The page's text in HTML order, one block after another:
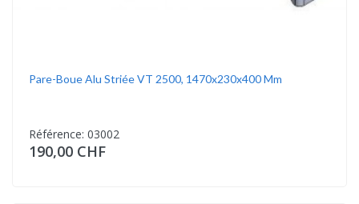
Pare-Boue Alu Striée VT 2500, 1470x230x400 Mm
Référence: 03002
190,00 CHF